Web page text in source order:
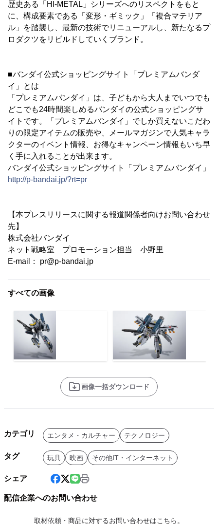
歴史ある「HI-METAL」シリーズへのリスペクトをもと
に、構成要素である「変形・ギミック」「複合マテリア
ル」を踏襲し、最新の技術でリニューアルし、新たなるプ
ロダクツをリビルドしていくブランド。
■バンダイ公式ショッピングサイト「プレミアムバンダ
イ」とは
「プレミアムバンダイ」は、子どもから大人までいつでも
どこでも24時間楽しめるバンダイの公式ショッピングサ
イトです。「プレミアムバンダイ」でしか買えないこだわ
りの限定アイテムの販売や、メールマガジンで人気キャラ
クターのイベント情報、お得なキャンペーン情報もいち早
く手に入れることが出来ます。
バンダイ公式ショッピングサイト「プレミアムバンダイ」
http://p-bandai.jp/?rt=pr
【本プレスリリースに関する報道関係者向けお問い合わせ
先】
株式会社バンダイ
ネット戦略室 プロモーション担当 小野里
E-mail： pr@p-bandai.jp
すべての画像
画像一括ダウンロード
カテゴリ エンタメ・カルチャー テクノロジー
タグ 玩具 映画 その他IT・インターネット
シェア
配信企業へのお問い合わせ
取材依頼・商品に対するお問い合わせはこちら。